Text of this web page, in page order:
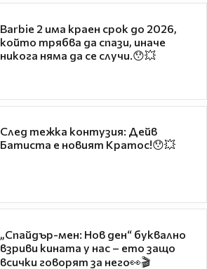
Barbie 2 има краен срок до 2026,
който трябва да спази, иначе
никога няма да се случи.😯💥
След тежка контузия: Дейв
Батиста е новият Кратос!😯💥
„Спайдър-мен: Нов ден“ буквално
взриви кината у нас – ето защо
всички говорят за него👀🎬